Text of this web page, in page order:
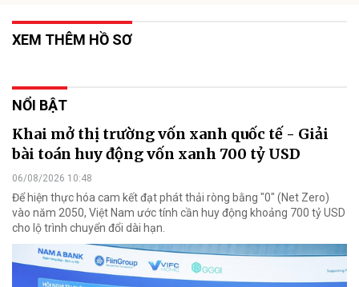
XEM THÊM HỒ SƠ
NỔI BẬT
Khai mở thị trường vốn xanh quốc tế - Giải
bài toán huy động vốn xanh 700 tỷ USD
06/08/2026 10:48
Để hiện thực hóa cam kết đạt phát thải ròng bằng "0" (Net Zero)
vào năm 2050, Việt Nam ước tính cần huy động khoảng 700 tỷ USD
cho lộ trình chuyển đổi dài hạn.